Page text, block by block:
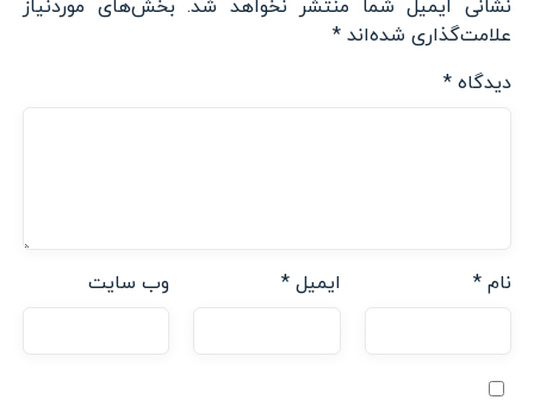
نشانی ایمیل شما منتشر نخواهد شد. بخش‌های موردنیاز
علامت‌گذاری شده‌اند *
دیدگاه *
نام * ایمیل* وب‌ سایت